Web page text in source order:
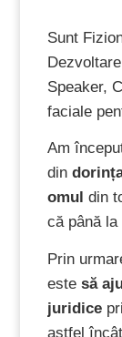
Sunt
Speaker,
faciale
Am
din
omuldin
că până
Prin
estesă
juridice
astfel